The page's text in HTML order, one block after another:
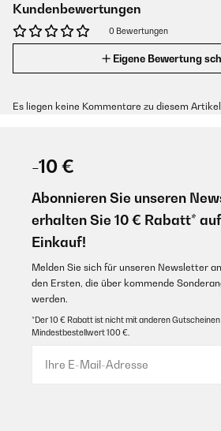
Kundenbewertungen
0 Bewertungen
Eigene Bewertung
Es liegen keine Kommentare zu diesem
-10 €
Abonnieren Sie unseren
erhalten Sie 10 € Rabatt*
Einkauf!
Melden Sie sich für unseren Newsletter
den Ersten, die über kommende
werden.
*Der 10 € Rabatt ist nicht mit anderen
Mindestbestellwert 100 €.